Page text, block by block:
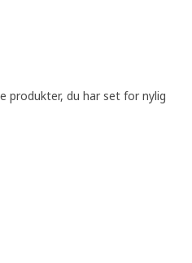
produkter, du har set for nylig